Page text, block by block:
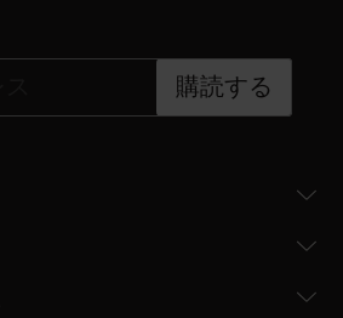
購読する